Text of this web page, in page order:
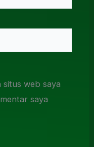
situs web saya
saya